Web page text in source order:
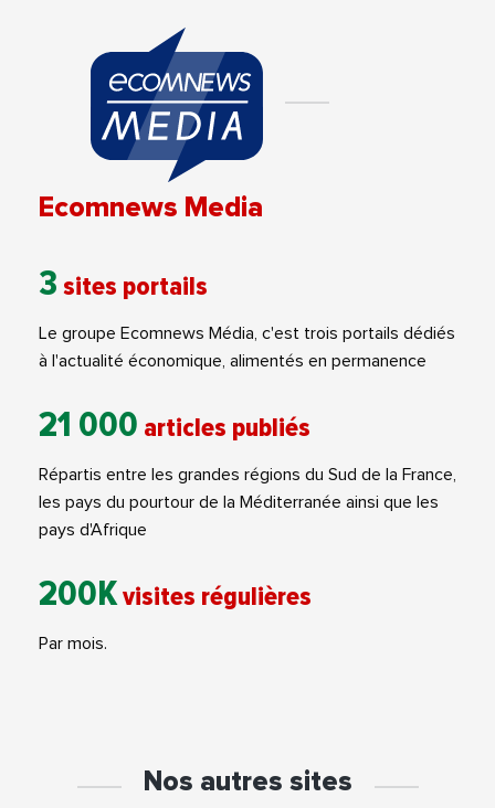
Ecomnews Media
3 sites portails
Le groupe Ecomnews Média, c'est trois portails dédiés
à l'actualité économique, alimentés en permanence
21 000 articles publiés
Répartis entre les grandes régions du Sud de la France,
les pays du pourtour de la Méditerranée ainsi que les
pays d'Afrique
200Kvisites régulières
Par mois.
Nos autres sites